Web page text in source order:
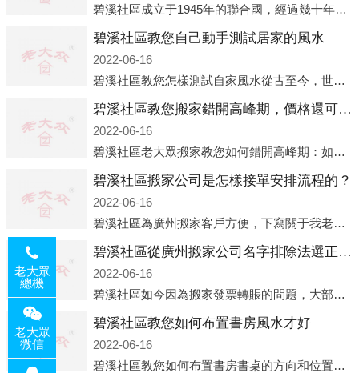
碧溪社區成立于1945年的聯合國，經過幾十年的發展，如今擁有193個成員國。擁有如此眾多會員國的聯合國，可以說是世界上最具代表性的國際組織，也是世界上分量最重、有著較高話語權的國際組織。但以美國為首的西方國家
碧溪社區教您自己動手測試居家的風水
2022-06-16
碧溪社區教您怎樣測試自家風水從古至今，世界各地的人們都在研究人在乾坤中的位置以及它們所形成的關系。通過探究季節轉換、星象變化，并且在所觀測到的自然規律的指導下，人們開始認識到居住在不同住宅中的人，其一生中的財
碧溪社區教您搬家錯開高峰期，價格還可優惠！
2022-06-16
碧溪社區老大眾搬家教您如何錯開高峰期：如何錯開高峰期搬家，老大眾搬家做了一些電話數據統計和分析，發現市民中午2點左右訪問網站的人是最多的，電話咨詢是早上9點左右是最多的，預約搬家周六和周日是最多的，網上QQ微
碧溪社區搬家公司是怎樣接單安排流程的？
2022-06-16
碧溪社區為廣州搬家客戶方便，下寫關于我老大眾搬家公司接單的流程，九條給搬家朋友參考，了解搬家公司工序，免去搬家時的沒有準備好的工作，給您及時快速的搬好家。一．電話咨詢：專人接待客戶電話咨詢，初步了解客戶搬 家
碧溪社區從廣州搬家公司名字排除法選正規公司
2022-06-16
碧溪社區如今因為搬家發票轉賬的問題，大部分搬家公司都已經注冊了營業執照，早5年前基本上所謂的搬家公司都是無注冊狀態也就是無照營業，由于企業注冊量大增所以各種企業信息展示平臺如雨后春筍般遍地開花，如：天眼查，企
碧溪社區教您如何布置書房風水才好
2022-06-16
碧溪社區教您如何布置書房書桌的方向和位置風水中所說的方位，顧名思義包括方向和位置兩個概念，那么書桌的方向應該向著哪里呢？一般來說，將書桌對著門放置比較 好，比如您書房的門是向南的，就將書桌也向著門放置即可；這
老大眾
總機
老大眾
微信